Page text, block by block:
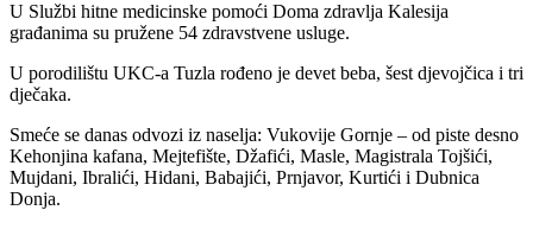
U Službi hitne medicinske pomoći Doma zdravlja Kalesija
građanima su pružene 54 zdravstvene usluge.
U porodilištu UKC-a Tuzla rođeno je devet beba, šest djevojčica i tri
dječaka.
Smeće se danas odvozi iz naselja: Vukovije Gornje – od piste desno
Kehonjina kafana, Mejtefište, Džafići, Masle, Magistrala Tojšići,
Mujdani, Ibralići, Hidani, Babajići, Prnjavor, Kurtići i Dubnica
Donja.